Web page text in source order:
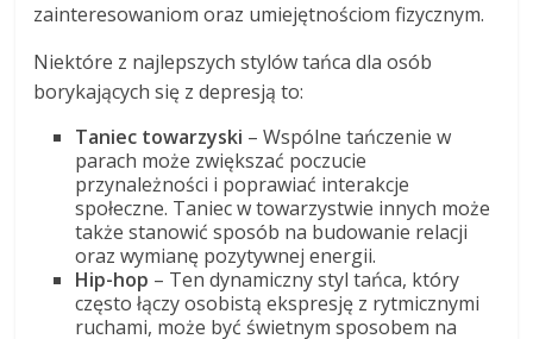
zainteresowaniom oraz umiejętnościom fizycznym.
Niektóre z najlepszych stylów tańca dla osób
borykających się z depresją to:
Taniec towarzyski – Wspólne tańczenie w
parach może zwiększać poczucie
przynależności i poprawiać interakcje
społeczne. Taniec w towarzystwie innych może
także stanowić sposób na budowanie relacji
oraz wymianę pozytywnej energii.
Hip-hop – Ten dynamiczny styl tańca, który
często łączy osobistą ekspresję z rytmicznymi
ruchami, może być świetnym sposobem na